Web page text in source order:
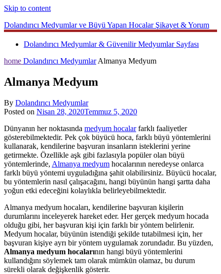
Skip to content
Dolandırıcı Medyumlar ve Büyü Yapan Hocalar Şikayet & Yorum
Dolandırıcı Medyumlar & Güvenilir Medyumlar Sayfası
home Dolandırıcı Medyumlar Almanya Medyum
Almanya Medyum
By Dolandırıcı Medyumlar
Posted on Nisan 28, 2020Temmuz 5, 2020
Dünyanın her noktasında medyum hocalarfarklı faaliyetler
gösterebilmektedir. Pek çok büyücü hoca, farklı büyü yöntemlerini
kullanarak, kendilerine başvuran insanların isteklerini yerine
getirmekte. Özellikle aşk gibi fazlasıyla popüler olan büyü
yöntemlerinde, Almanya medyum hocalarının neredeyse onlarca
farklı büyü yöntemi uyguladığına şahit olabilirsiniz. Büyücü hocalar,
bu yöntemlerin nasıl çalışacağını, hangi büyünün hangi şartta daha
yoğun etki edeceğini kolaylıkla belirleyebilmektedir.
Almanya medyum hocaları, kendilerine başvuran kişilerin
durumlarını inceleyerek hareket eder. Her gerçek medyum hocada
olduğu gibi, her başvuran kişi için farklı bir yöntem belirlenir.
Medyum hocalar, büyünün istendiği şekilde tutabilmesi için, her
başvuran kişiye ayrı bir yöntem uygulamak zorundadır. Bu yüzden,
Almanya medyum hocalarının hangi büyü yöntemlerini
kullandığını söylemek tam olarak mümkün olamaz, bu durum
sürekli olarak değişkenlik gösterir.